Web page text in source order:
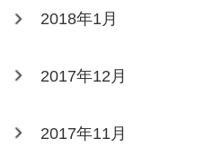
2018年1月
2017年12月
2017年11月